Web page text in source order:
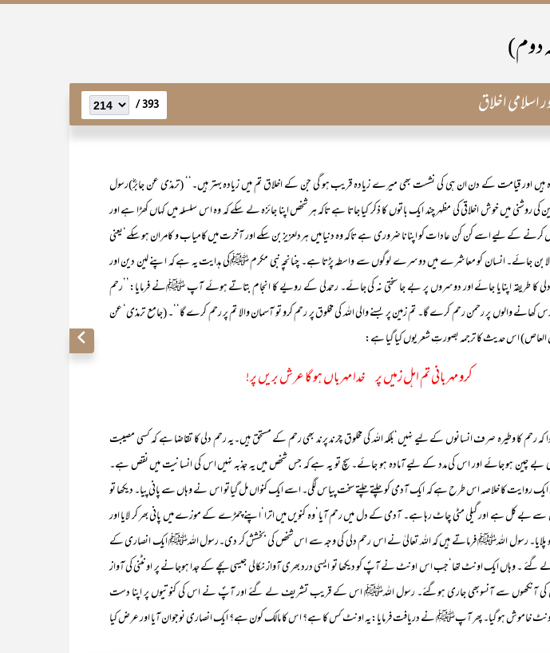
دوم)
اسلامی اخلاق 393 /
وہ ہیں اور قیامت کے دن ان ہی کی نشست بھی میرے زیادہ قریب ہو گی جن کے اخلاق تم میں زیادہ بہتر ہیں۔‘‘ (ترمذی عن جابرؓ)رسول
روشنی میں خوش اخلاقی کی مظہر چند ایک باتوں کا ذکر کیا جاتا ہے تاکہ ہر شخص اپنا جائزہ لے سکے کہ وہ اس سلسلہ میں کہاں کھڑا ہے اور
کے لیے اسے کن کن عادات کو اپنانا ضروری ہے تاکہ وہ دنیا میں ہردلعزیز بن سکے اور آخرت میں کامیاب و کامران ہو سکے‘یعنی
بن جائے۔ انسان کو معاشرے میں دوسرے لوگوں سے واسطہ پڑتا ہے۔ چنانچہ نبی مکرم ﷺکی ہدایت یہ ہے کہ اپنے لین دین اور
کا طریقہ اپنایا جائے اور دوسروں پر بے جا سختی نہ کی جائے۔ رحمدلی کے رویے کا انجام بتاتے ہوئے آپ ﷺنے فرمایا:’’رحم
کھانے والوں پر رحمن رحم کرے گا۔ تم زمین پر بسنے والی اللہ کی مخلوق پر رحم کرو تو آسمان والا تم پر رحم کرے گا‘‘۔ (جامع ترمذی‘ عن
العاص) اس حدیث کا ترجمہ بصورتِ شعر یوں کیا گیا ہے:
کرو مہربانی تم اہل زمیں پر خدا مہرباں ہو گا عرش بریں پر!
رحم کا وطیرہ صرف انسانوں کے لیے نہیں‘بلکہ اللہ کی مخلوق چرند پرند بھی رحم کے مستحق ہیں۔یہ رحم دلی کا تقاضا ہے کہ کسی مصیبت
بے چین ہو جائے اور اس کی مدد کے لیے آمادہ ہو جائے۔ سچ تو یہ ہے کہ جس شخص میں یہ جذبہ نہیں اس کی انسانیت میں نقص ہے۔
ایک روایت کا خلاصہ اس طرح ہے کہ ایک آدمی کو چلتے چلتے سخت پیاس لگی۔ اسے ایک کنواں مل گیاتو اس نے وہاں سے پانی پیا۔ دیکھا تو
سے بے کل ہے اور گیلی مٹی چاٹ رہا ہے۔ آدمی کے دل میں رحم آیا‘وہ کنویں میں اترا‘اپنے چمڑے کے موزے میں پانی بھر کر لایا اور
رسول اللہﷺ فرماتے ہیں کہ اللہ تعالیٰ نے اس رحم دلی کی وجہ سے اس شخص کی بخشش کر دی۔رسول اللہﷺ ایک انصاری کے
۔ وہاں ایک اونٹ تھا‘جب اس اونٹ نے آپؐ کو دیکھا تو ایسی درد بھری آواز نکالی جیسی بچے کے جدا ہوجانے پر اونٹنی کی آواز
کی آنکھوں سے آنسوبھی جاری ہوگئے۔ رسول اللہﷺ اس کے قریب تشریف لے گئے اور آپؐ نے اس کی کنوتیوں پر اپنا دست
خاموش ہو گیا۔ پھر آپﷺ نے دریافت فرمایا:یہ اونٹ کس کا ہے؟ اس کا مالک کون ہے؟ ایک انصاری نوجوان آیا اور عرض کیا